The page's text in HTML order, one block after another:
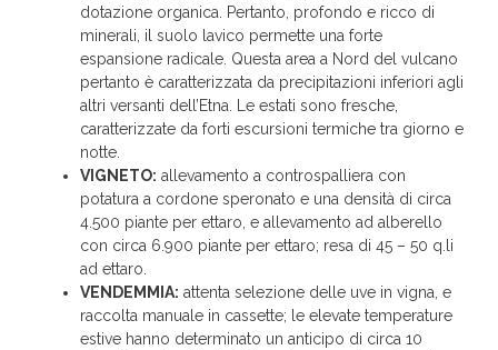
dotazione organica. Pertanto, profondo e ricco di
minerali, il suolo lavico permette una forte
espansione radicale. Questa area a Nord del vulcano
pertanto è caratterizzata da precipitazioni inferiori agli
altri versanti dell’Etna. Le estati sono fresche,
caratterizzate da forti escursioni termiche tra giorno e
notte.
VIGNETO: allevamento a controspalliera con
potatura a cordone speronato e una densità di circa
4.500 piante per ettaro, e allevamento ad alberello
con circa 6.900 piante per ettaro; resa di 45 – 50 q.li
ad ettaro.
VENDEMMIA: attenta selezione delle uve in vigna, e
raccolta manuale in cassette; le elevate temperature
estive hanno determinato un anticipo di circa 10